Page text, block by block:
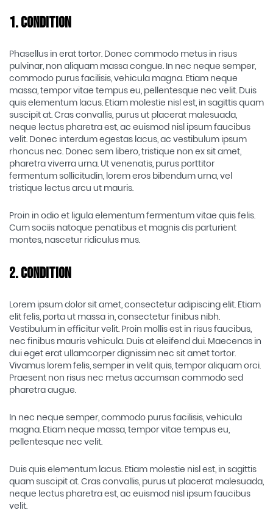
1. Condition
Phasellus in erat tortor. Donec commodo metus in risus
pulvinar, non aliquam massa congue. In nec neque semper,
commodo purus facilisis, vehicula magna. Etiam neque
massa, tempor vitae tempus eu, pellentesque nec velit. Duis
quis elementum lacus. Etiam molestie nisl est, in sagittis quam
suscipit at. Cras convallis, purus ut placerat malesuada,
neque lectus pharetra est, ac euismod nisl ipsum faucibus
velit. Donec interdum egestas lacus, ac vestibulum ipsum
rhoncus nec. Donec sem libero, tristique non ex sit amet,
pharetra viverra urna. Ut venenatis, purus porttitor
fermentum sollicitudin, lorem eros bibendum urna, vel
tristique lectus arcu ut mauris.
Proin in odio et ligula elementum fermentum vitae quis felis.
Cum sociis natoque penatibus et magnis dis parturient
montes, nascetur ridiculus mus.
2. Condition
Lorem ipsum dolor sit amet, consectetur adipiscing elit. Etiam
elit felis, porta ut massa in, consectetur finibus nibh.
Vestibulum in efficitur velit. Proin mollis est in risus faucibus,
nec finibus mauris vehicula. Duis at eleifend dui. Maecenas in
dui eget erat ullamcorper dignissim nec sit amet tortor.
Vivamus lorem felis, semper in velit quis, tempor aliquam orci.
Praesent non risus nec metus accumsan commodo sed
pharetra augue.
In nec neque semper, commodo purus facilisis, vehicula
magna. Etiam neque massa, tempor vitae tempus eu,
pellentesque nec velit.
Duis quis elementum lacus. Etiam molestie nisl est, in sagittis
quam suscipit at. Cras convallis, purus ut placerat malesuada,
neque lectus pharetra est, ac euismod nisl ipsum faucibus
velit.